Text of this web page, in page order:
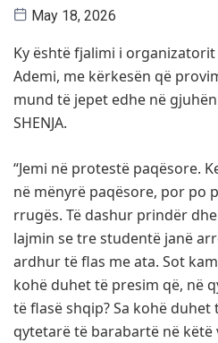
May 18, 2026
Ky është fjalimi i
Ademi, me kërkesën që
mund të jepet edhe në
SHENJA.
“Jemi në protestë paqësore.
në mënyrë paqësore, por po
rrugës. Të dashur prindër
lajmin se tre studentë janë
ardhur të flas me ata. Sot
kohë duhet të presim që, në
të flasë shqip? Sa kohë
qytetarë të barabartë në këtë